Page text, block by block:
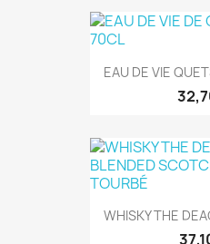
EAU DE VIE
WHISKY THE